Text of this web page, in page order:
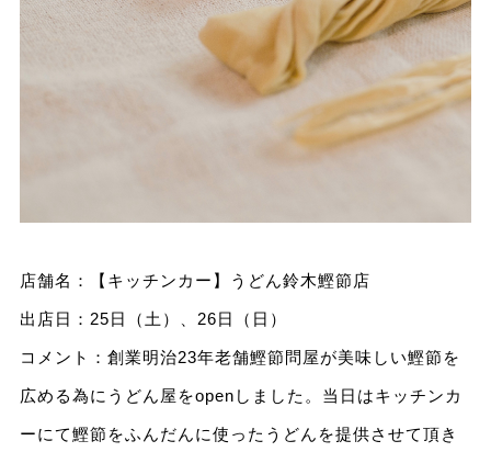
店舗名：【キッチンカー】うどん鈴木鰹節店
出店日：25日（土）、26日（日）
コメント：創業明治23年老舗鰹節問屋が美味しい鰹節を
広める為にうどん屋をopenしました。当日はキッチンカ
ーにて鰹節をふんだんに使ったうどんを提供させて頂き